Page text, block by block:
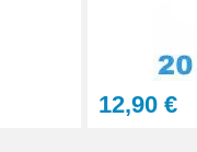
12,90 €